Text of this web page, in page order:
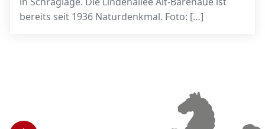
bereits seit 1936 Naturdenkmal. Foto: […]